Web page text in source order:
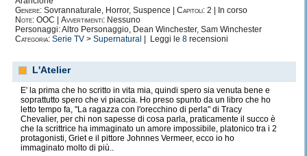
Genere: Sovrannaturale, Horror, Suspence | Capitoli: 2 | In corso
Note: OOC | Avvertimenti: Nessuno
Personaggi: Altro Personaggio, Dean Winchester, Sam Winchester
Categoria: Serie TV > Supernatural | Leggi le 8 recensioni
L'Atelier
E' la prima che ho scritto in vita mia, quindi spero sia venuta bene e
soprattutto spero che vi piaccia. Ho preso spunto da un libro che ho
letto tempo fa, "La ragazza con l'orecchino di perla" di Tracy
Chevalier, per chi non sapesse di cosa parla, praticamente il succo è
che la scrittrice ha immaginato un amore impossibile, platonico tra i 2
protagonisti, Griet e il pittore Johnnes Vermeer, ecco io ho
immaginato molto di più..